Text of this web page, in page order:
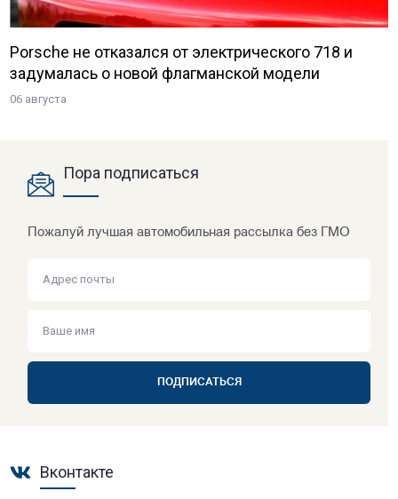
Porsche не отказался от электрического 718 и
задумалась о новой флагманской модели
06 августа
Пора подписаться
Пожалуй лучшая автомобильная рассылка без ГМО
ПОДПИСАТЬСЯ
Вконтакте